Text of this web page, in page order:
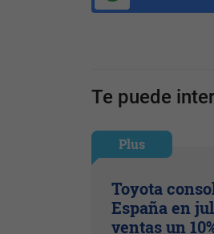
Te puede
Plus
Toyota
España en
ventas un